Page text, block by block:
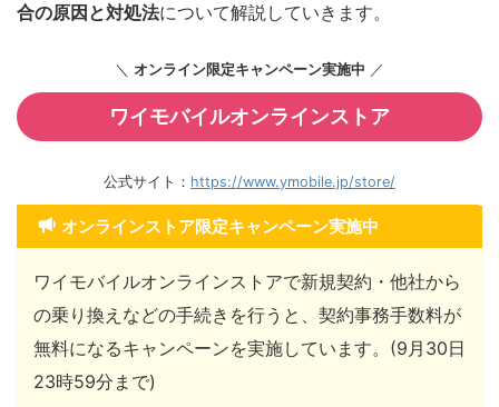
合の原因と対処法について解説していきます。
＼ オンライン限定キャンペーン実施中 ／
ワイモバイルオンラインストア
公式サイト： https://www.ymobile.jp/store/
オンラインストア限定キャンペーン実施中
ワイモバイルオンラインストアで新規契約・他社から
の乗り換えなどの手続きを行うと、契約事務手数料が
無料になるキャンペーンを実施しています。(9月30日
23時59分まで)